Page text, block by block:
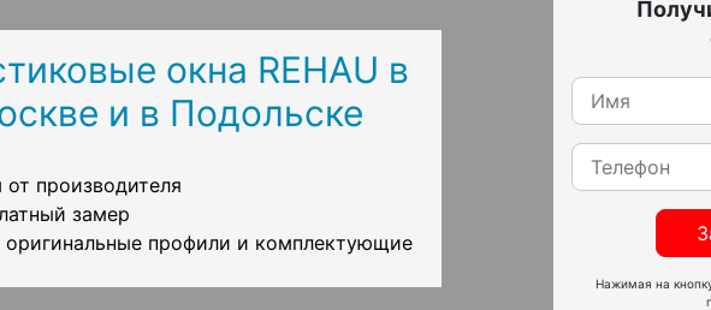
окна REHAU в
и в Подольске
производителя
замер
оригинальные профили и комплектующие
Нажимая на